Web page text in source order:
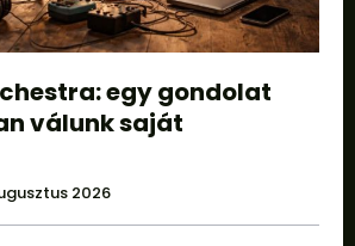
egy gondolat
válunk saját
2026